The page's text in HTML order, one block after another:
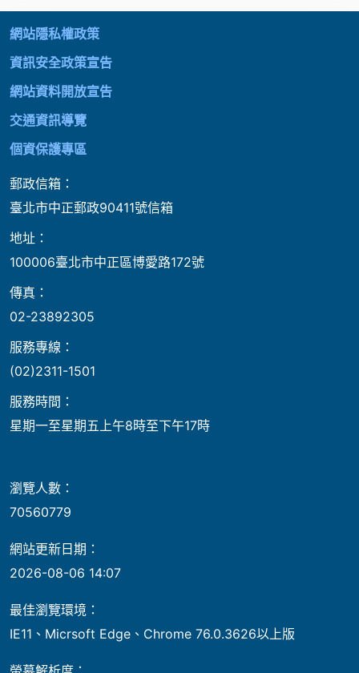
網站隱私權政策
資訊安全政策宣告
網站資料開放宣告
交通資訊導覽
個資保護專區
郵政信箱：
臺北市中正郵政90411號信箱
地址：
100006臺北市中正區博愛路172號
傳真：
02-23892305
服務專線：
(02)2311-1501
服務時間：
星期一至星期五上午8時至下午17時
瀏覽人數：
70560779
網站更新日期：
2026-08-06 14:07
最佳瀏覽環境：
IE11、Micrsoft Edge、Chrome 76.0.3626以上版